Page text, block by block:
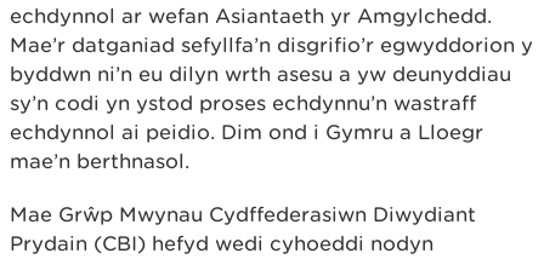
echdynnol ar wefan Asiantaeth yr Amgylchedd.
Mae’r datganiad sefyllfa’n disgrifio’r egwyddorion y
byddwn ni’n eu dilyn wrth asesu a yw deunyddiau
sy’n codi yn ystod proses echdynnu’n wastraff
echdynnol ai peidio. Dim ond i Gymru a Lloegr
mae’n berthnasol.
Mae Grŵp Mwynau Cydffederasiwn Diwydiant
Prydain (CBI) hefyd wedi cyhoeddi nodyn